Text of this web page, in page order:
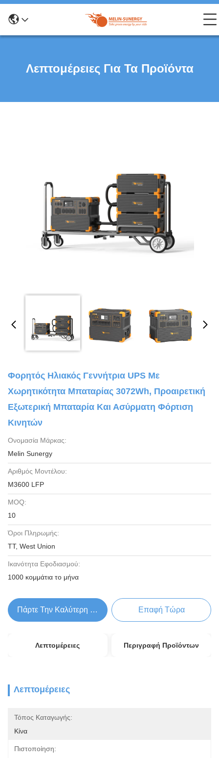
Λεπτομέρειες Για Τα Προϊόντα
Φορητός Ηλιακός Γεννήτρια UPS Με
Χωρητικότητα Μπαταρίας 3072Wh, Προαιρετική
Εξωτερική Μπαταρία Και Ασύρματη Φόρτιση
Κινητών
Ονομασία Μάρκας:
Melin Sunergy
Αριθμός Μοντέλου:
M3600 LFP
MOQ:
10
Όροι Πληρωμής:
TT, West Union
Ικανότητα Εφοδιασμού:
1000 κομμάτια το μήνα
Πάρτε Την Καλύτερη Τιμή Επαφή Τώρα
Λεπτομέρειες Περιγραφή Προϊόντων
Λεπτομέρειες
Τόπος Καταγωγής:
Κίνα
Πιστοποίηση: